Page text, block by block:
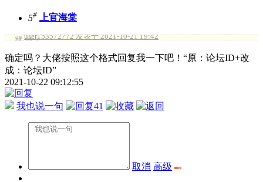
5# 上官海棠
引用: user153572772 发表于 2021-10-21 19:42
改成，归海一刀
确定吗？大佬按照这个格式回复我一下吧！“原：论坛ID+改
成：论坛ID”
2021-10-22 09:12:55
我也说一句 41
取消 高级